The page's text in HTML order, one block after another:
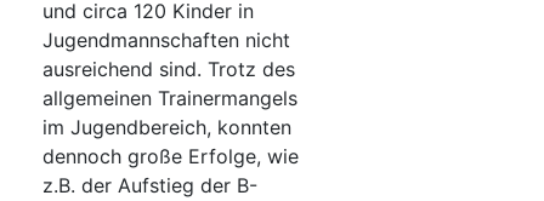
und circa 120 Kinder in
Jugendmannschaften nicht
ausreichend sind. Trotz des
allgemeinen Trainermangels
im Jugendbereich, konnten
dennoch große Erfolge, wie
z.B. der Aufstieg der B-